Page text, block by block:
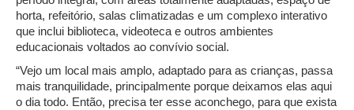
horta, refeitório, salas climatizadas e um complexo interativo
que inclui biblioteca, videoteca e outros ambientes
educacionais voltados ao convívio social.
“Vejo um local mais amplo, adaptado para as crianças, passa
mais tranquilidade, principalmente porque deixamos elas aqui
o dia todo. Então, precisa ter esse aconchego, para que exista